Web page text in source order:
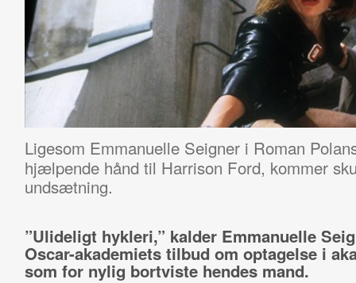
Ligesom Emmanuelle Seigner i Roman
hjælpende hånd til Harrison Ford, kommer
undsætning.
”Ulideligt hykleri,” kalder Emmanuelle
Oscar-akademiets tilbud om optagelse i
som for nylig bortviste hendes mand.